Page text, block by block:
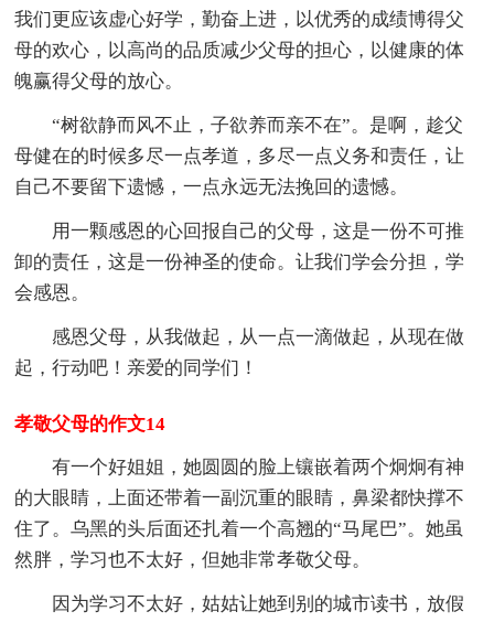
我们更应该虚心好学，勤奋上进，以优秀的成绩博得父
母的欢心，以高尚的品质减少父母的担心，以健康的体
魄赢得父母的放心。
“树欲静而风不止，子欲养而亲不在”。是啊，趁父
母健在的时候多尽一点孝道，多尽一点义务和责任，让
自己不要留下遗憾，一点永远无法挽回的遗憾。
用一颗感恩的心回报自己的父母，这是一份不可推
卸的责任，这是一份神圣的使命。让我们学会分担，学
会感恩。
感恩父母，从我做起，从一点一滴做起，从现在做
起，行动吧！亲爱的同学们！
孝敬父母的作文14
有一个好姐姐，她圆圆的脸上镶嵌着两个炯炯有神
的大眼睛，上面还带着一副沉重的眼睛，鼻梁都快撑不
住了。乌黑的头后面还扎着一个高翘的“马尾巴”。她虽
然胖，学习也不太好，但她非常孝敬父母。
因为学习不太好，姑姑让她到别的城市读书，放假